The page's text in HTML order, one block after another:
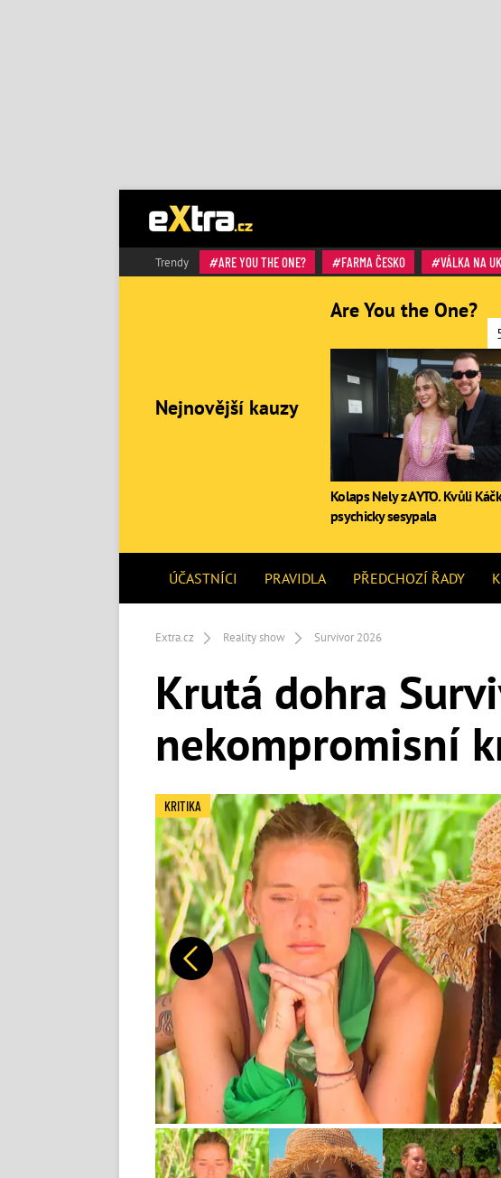
Trendy ARE YOU THE ONE? FARMA ČESKO VÁLKA NA
ÚČASTNÍCI PRAVIDLA PŘEDCHOZÍ ŘADY
Extra.cz Reality show Survivor 2026
Krutá dohra
nekompromisní
Předchozí
KRITIKA
Nejnovější kauzy
Are You the One?
Kolaps Nely z AYTO. Kvůli
psychicky sesypala